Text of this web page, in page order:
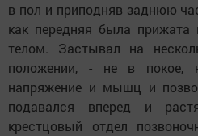
в пол и приподняв заднюю
как передняя была прижата
телом. Застывал на
положении, - не в покое,
напряжение и мышц и
подавался вперед и
крестцовый отдел